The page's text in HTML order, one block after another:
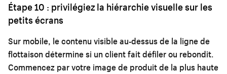
Étape 10 : privilégiez la hiérarchie visuelle sur les
petits écrans
Sur mobile, le contenu visible au-dessus de la ligne de
flottaison détermine si un client fait défiler ou rebondit.
Commencez par votre image de produit de la plus haute